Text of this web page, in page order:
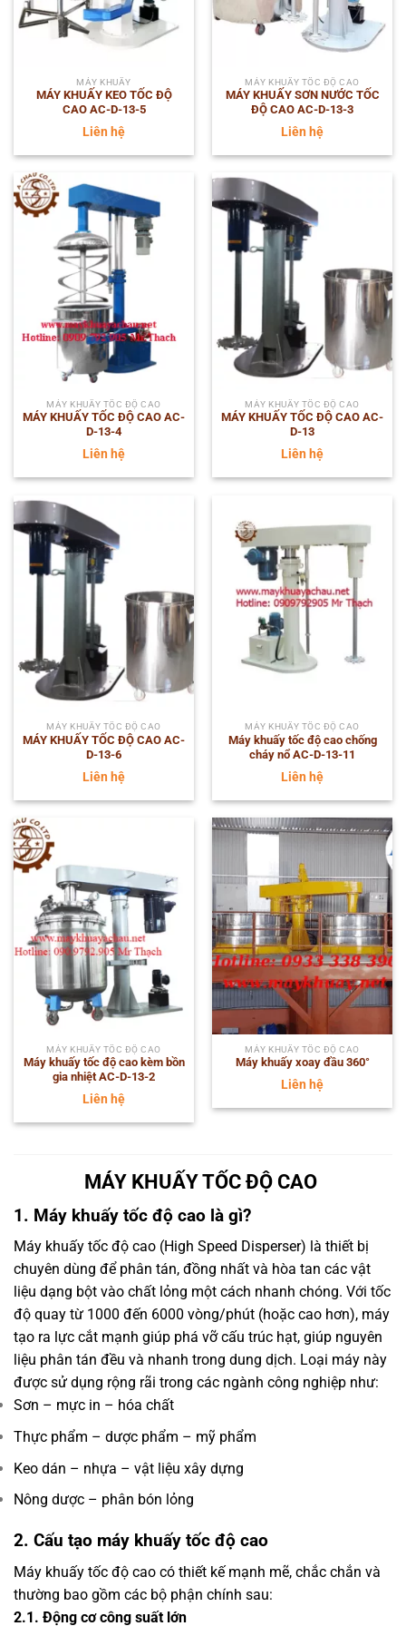
MÁY KHUẤY
MÁY KHUẤY KEO TỐC ĐỘ
CAO AC-D-13-5
Liên hệ
MÁY KHUẤY TỐC ĐỘ CAO
MÁY KHUẤY SƠN NƯỚC TỐC
ĐỘ CAO AC-D-13-3
Liên hệ
MÁY KHUẤY TỐC ĐỘ CAO
MÁY KHUẤY TỐC ĐỘ CAO AC-
D-13-4
Liên hệ
MÁY KHUẤY TỐC ĐỘ CAO
MÁY KHUẤY TỐC ĐỘ CAO AC-
D-13
Liên hệ
MÁY KHUẤY TỐC ĐỘ CAO
MÁY KHUẤY TỐC ĐỘ CAO AC-
D-13-6
Liên hệ
MÁY KHUẤY TỐC ĐỘ CAO
Máy khuấy tốc độ cao chống
cháy nổ AC-D-13-11
Liên hệ
MÁY KHUẤY TỐC ĐỘ CAO
Máy khuấy tốc độ cao kèm bồn
gia nhiệt AC-D-13-2
Liên hệ
MÁY KHUẤY TỐC ĐỘ CAO
Máy khuấy xoay đầu 360°
Liên hệ
MÁY KHUẤY TỐC ĐỘ CAO
1. Máy khuấy tốc độ cao là gì?
Máy khuấy tốc độ cao (High Speed Disperser) là thiết bị
chuyên dùng để phân tán, đồng nhất và hòa tan các vật
liệu dạng bột vào chất lỏng một cách nhanh chóng. Với tốc
độ quay từ 1000 đến 6000 vòng/phút (hoặc cao hơn), máy
tạo ra lực cắt mạnh giúp phá vỡ cấu trúc hạt, giúp nguyên
liệu phân tán đều và nhanh trong dung dịch. Loại máy này
được sử dụng rộng rãi trong các ngành công nghiệp như:
Sơn – mực in – hóa chất
Thực phẩm – dược phẩm – mỹ phẩm
Keo dán – nhựa – vật liệu xây dựng
Nông dược – phân bón lỏng
2. Cấu tạo máy khuấy tốc độ cao
Máy khuấy tốc độ cao có thiết kế mạnh mẽ, chắc chắn và
thường bao gồm các bộ phận chính sau:
2.1. Động cơ công suất lớn